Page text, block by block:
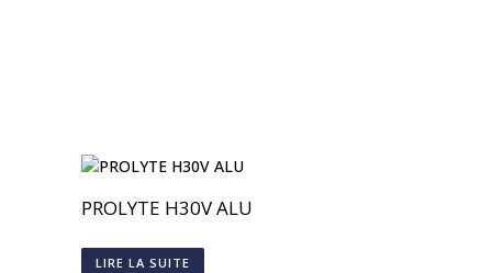
PROLYTE H30V ALU
LIRE LA SUITE